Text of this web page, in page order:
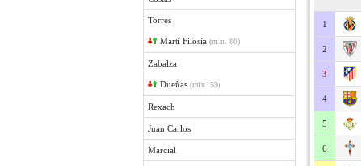
Torres
Martí Filosia (min. 80)
Zabalza
Dueñas (min. 59)
Rexach
Juan Carlos
Marcial
1
2
3
4
5
6